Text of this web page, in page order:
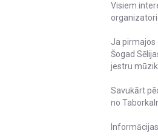
Visiem
Ja pirmajos
Šogad
jestru
Savukārt
no